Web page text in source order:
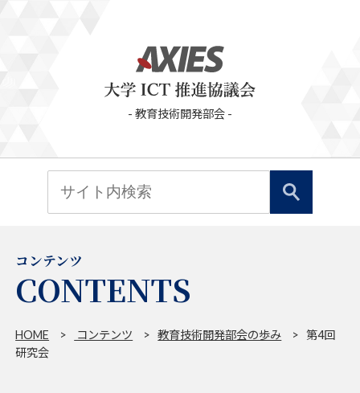
- 教育技術開発部会 -
コンテンツ
HOME コンテンツ 教育技術開発部会の歩み
第4回
研究会